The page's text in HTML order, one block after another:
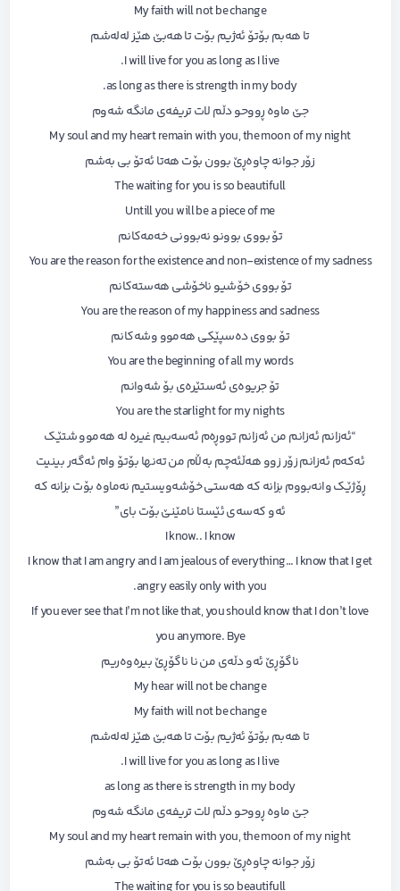
My faith will not be change
تا هەبم بۆتۆ ئەژیم بۆت تا هەبێ هێز لەلەشم
I will live for you as long as I live.
as long as there is strength in my body.
جێ ماوە ڕووحو دڵم لات تریفەی مانگە شەوم
My soul and my heart remain with you, the moon of my night
زۆر جوانە چاوەڕێ بوون بۆت هەتا ئەتۆ بی بەشم
The waiting for you is so beautifull
Untill you will be a piece of me
تۆ بووی بوونو نەبوونی خەمەکانم
You are the reason for the existence and non-existence of my sadness
تۆ بووی خۆشیو ناخۆشی هەستەکانم
You are the reason of my happiness and sadness
تۆ بووی دەسپێکی هەموو وشەکانم
You are the beginning of all my words
تۆ جریوەی ئەستێرەی بۆ شەوانم
You are the starlight for my nights
“ئەزانم ئەزانم من ئەزانم تووڕەم ئەسەبیم غیرە لە هەموو شتێک
ئەکەم ئەزانم زۆر زوو هەڵئەچم بەڵام من تەنها بۆتۆ وام ئەگەر بینیت
ڕۆژێک وانەبووم بزانە کە هەستی خۆشەویستیم نەماوە بۆت بزانە کە
ئەو کەسەی ئێستا نامێنێ بۆت بای”
I know.. I know
I know that I am angry and I am jealous of everything… I know that I get
angry easily only with you.
If you ever see that I’m not like that, you should know that I don’t love
you anymore. Bye
ناگۆڕێ ئەو دڵەی من نا ناگۆڕێ بیرەوەریم
My hear will not be change
My faith will not be change
تا هەبم بۆتۆ ئەژیم بۆت تا هەبێ هێز لەلەشم
I will live for you as long as I live.
as long as there is strength in my body
جێ ماوە ڕووحو دڵم لات تریفەی مانگە شەوم
My soul and my heart remain with you, the moon of my night
زۆر جوانە چاوەڕێ بوون بۆت هەتا ئەتۆ بی بەشم